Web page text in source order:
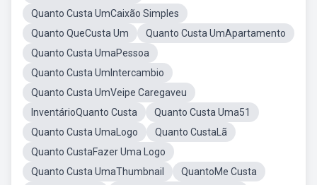
Quanto Custa UmCaixão Simples
Quanto QueCusta Um
Quanto Custa UmApartamento
Quanto Custa UmaPessoa
Quanto Custa UmIntercambio
Quanto Custa UmVeipe Caregaveu
InventárioQuanto Custa
Quanto Custa Uma51
Quanto Custa UmaLogo
Quanto CustaLã
Quanto CustaFazer Uma Logo
Quanto Custa UmaThumbnail
QuantoMe Custa